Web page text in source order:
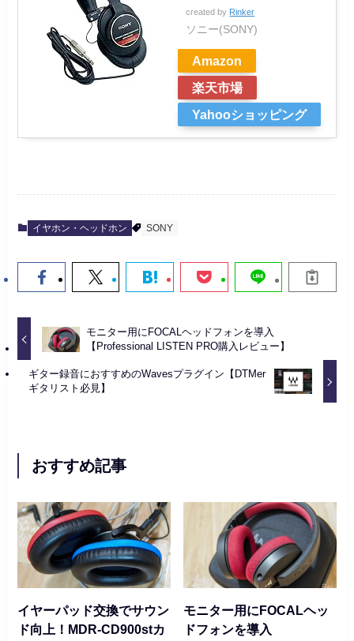
created by Rinker
ソニー(SONY)
Amazon
楽天市場
Yahooショッピング
イヤホン・ヘッドホン SONY
モニター用にFOCALヘッドフォンを導入
【Professional LISTEN PRO購入レビュー】
ギター録音におすすめのWavesプラグイン【DTMer
ギタリスト必見】
おすすめ記事
イヤーパッド交換でサウン
ド向上！MDR-CD900stカ
モニター用にFOCALヘッ
ドフォンを導入